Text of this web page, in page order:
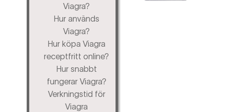
Viagra?
Hur används
Viagra?
Hur köpa Viagra
receptfritt online?
Hur snabbt
fungerar Viagra?
Verkningstid för
Viagra